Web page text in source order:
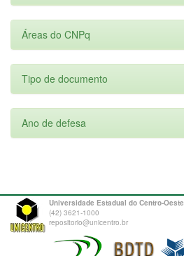
Áreas do CNPq
Tipo de documento
Ano de defesa
Universidade Estadual do Centro-Oeste
(42) 3621-1000
repositorio@unicentro.br